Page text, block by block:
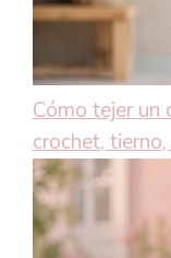
Cómo tejer un
crochet,